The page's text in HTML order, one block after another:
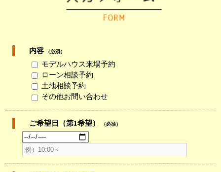
内容 （必須）
モデルハウス来場予約
ローン相談予約
土地相談予約
その他お問い合わせ
ご希望日（第1希望） （必須）